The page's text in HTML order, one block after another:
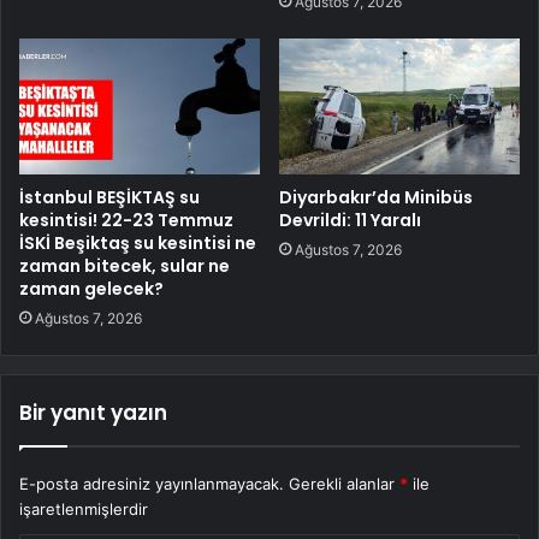
İstanbul BEŞİKTAŞ su
kesintisi! 22-23 Temmuz
İSKİ Beşiktaş su kesintisi ne
zaman bitecek, sular ne
zaman gelecek?
Ağustos 7, 2026
Diyarbakır’da Minibüs
Devrildi: 11 Yaralı
Ağustos 7, 2026
Bir yanıt yazın
E-posta adresiniz yayınlanmayacak. Gerekli alanlar * ile
işaretlenmişlerdir